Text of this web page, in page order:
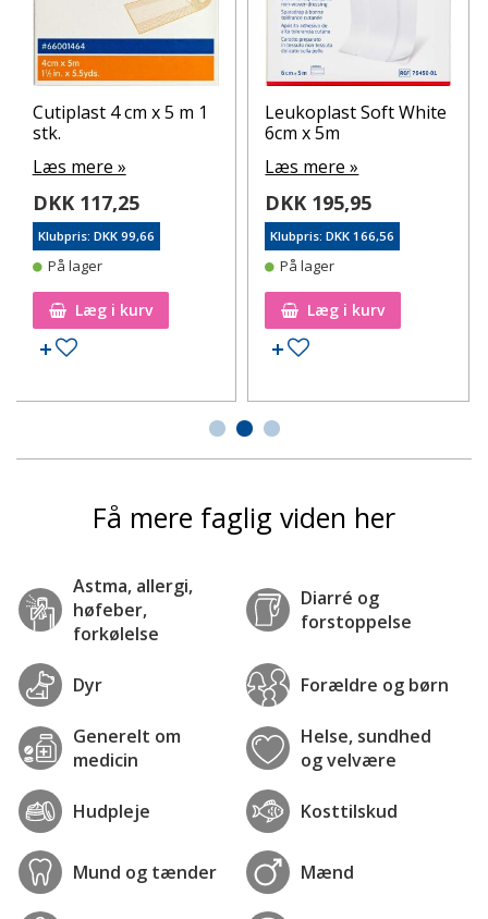
Cutiplast 4 cm x 5 m 1
stk.
Læs mere »
DKK 117,25
Klubpris: DKK 99,66
På lager
Læg i kurv
Tilføj til ønskeseddel
Leukoplast Soft White
6cm x 5m
Læs mere »
DKK 195,95
Klubpris: DKK 166,56
På lager
Læg i kurv
Tilføj til ønskeseddel
Få mere faglig viden her
Astma, allergi,
høfeber,
forkølelse
Diarré og
forstoppelse
Dyr Forældre og børn
Generelt om
medicin
Helse, sundhed
og velvære
Hudpleje Kosttilskud
Mund og tænder Mænd